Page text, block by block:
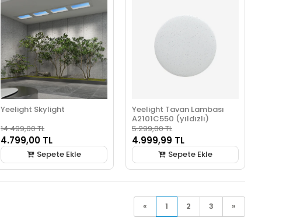
Yeelight Skylight
14.499,00 TL
4.799,00 TL
Sepete Ekle
Yeelight Tavan Lambası
A2101C550 (yıldızlı)
5.299,00 TL
4.999,99 TL
Sepete Ekle
« 1 2 3 »